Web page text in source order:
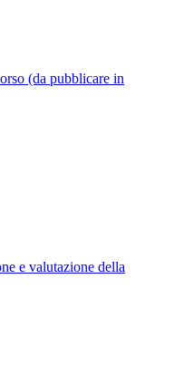
(da pubblicare in
e valutazione della